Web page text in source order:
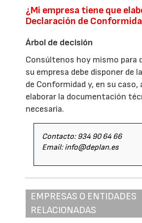
¿Mi empresa tiene que
Declaración de
Árbol de decisión
Consúltenos hoy mismo para
su empresa debe disponer de
de Conformidad y, en su caso,
elaborar la documentación
necesaria.
Contacto: 934 90 64 66
Email: info@deplan.es
EMPRESAS O ENTIDADES
RELACIONADAS